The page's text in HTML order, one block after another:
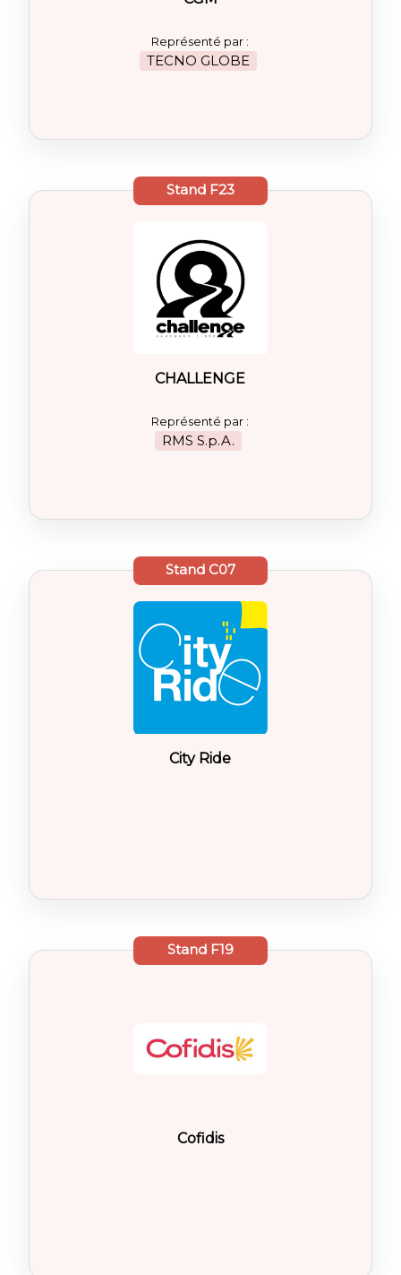
Représenté par :
TECNO GLOBE
StandF23
CHALLENGE
Représenté par :
RMS S.p.A.
StandC07
City Ride
StandF19
Cofidis